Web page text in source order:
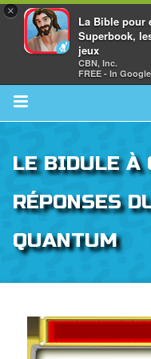
×
La Bible pour
Superbook,
jeux
CBN, Inc.
FREE - In
LE BIDULE À
RÉPONSES
QUANTUM